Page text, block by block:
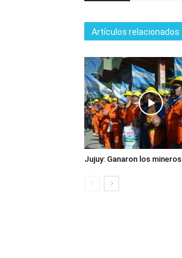
Artículos relacionados
Jujuy: Ganaron los mineros